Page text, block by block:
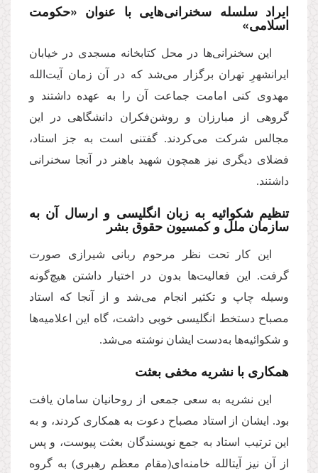
ایراد سلسله سخنرانى‌هایى با عنوان «حكومت
اسلامى»
این سخنرانى‌ها در محل كتابخانه مسجدى در خیابان
ایرانشهرِ تهران برگزار مى‌شد كه در آن زمان آیت‌الله
مهدوى كنى امامت جماعت آن را به عهده داشتند و
گروهى از مبارزان و روشن‌فكران دانشگاهى در این
مجالس شركت مى‌كردند. گفتنى است به جز استاد،
فضلاى دیگرى نیز همچون شهید باهنر در آنجا سخنرانى
داشتند.
تنظیم شكوائیه به زبان انگلیسى و ارسال آن به
سازمان ملل و كمسیون حقوق بشر
این كار تحت نظر مرحوم ربانى شیرازى صورت
گرفت. این فعالیت‌ها بدون در اختیار داشتن هیچ‌گونه
وسیله چاپ و تكثیر انجام مى‌شد و از آنجا كه استاد
مصباح دستخط انگلیسى خوبى داشت، گاه این اعلامیه‌ها
و شكوائیه‌ها به‌دست ایشان نوشته مى‌شد.
همكارى با نشریه مخفى بعثت
این نشریه به سعى جمعى از روحانیان سامان یافت
بود. ایشان از استاد مصباح دعوت به همكارى كردند، و به
این ترتیب استاد به جمع نویسندگان بعثت پیوست، و پس
از آن نیز آیتالله خامنه‌اى(مقام معظم رهبرى) به گروه